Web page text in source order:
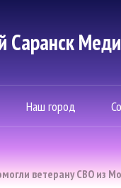
Саранск
Наш город
ветерану СВО из